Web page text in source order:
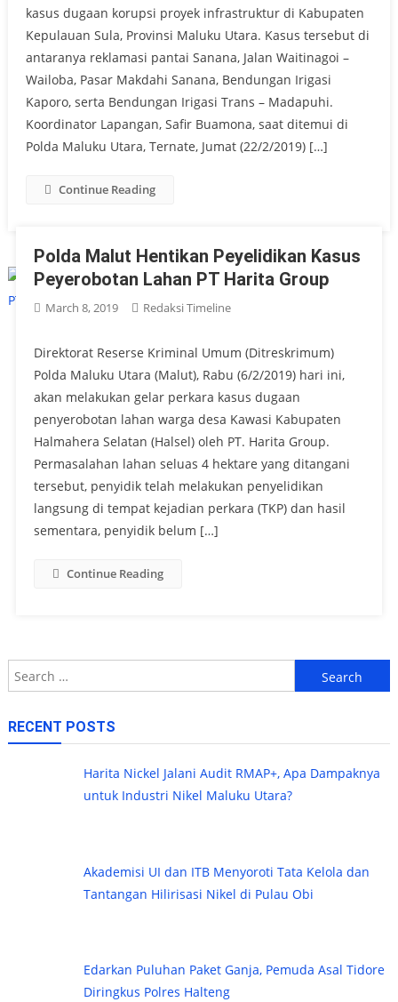
kasus dugaan korupsi proyek infrastruktur di Kabupaten
Kepulauan Sula, Provinsi Maluku Utara. Kasus tersebut di
antaranya reklamasi pantai Sanana, Jalan Waitinagoi –
Wailoba, Pasar Makdahi Sanana, Bendungan Irigasi
Kaporo, serta Bendungan Irigasi Trans – Madapuhi.
Koordinator Lapangan, Safir Buamona, saat ditemui di
Polda Maluku Utara, Ternate, Jumat (22/2/2019) […]
Continue Reading
Polda Malut Hentikan Peyelidikan Kasus
Peyerobotan Lahan PT Harita Group
March 8, 2019 Redaksi Timeline
Direktorat Reserse Kriminal Umum (Ditreskrimum)
Polda Maluku Utara (Malut), Rabu (6/2/2019) hari ini,
akan melakukan gelar perkara kasus dugaan
penyerobotan lahan warga desa Kawasi Kabupaten
Halmahera Selatan (Halsel) oleh PT. Harita Group.
Permasalahan lahan seluas 4 hektare yang ditangani
tersebut, penyidik telah melakukan penyelidikan
langsung di tempat kejadian perkara (TKP) dan hasil
sementara, penyidik belum […]
Continue Reading
Search
for:
RECENT POSTS
Harita Nickel Jalani Audit RMAP+, Apa Dampaknya
untuk Industri Nikel Maluku Utara?
Akademisi UI dan ITB Menyoroti Tata Kelola dan
Tantangan Hilirisasi Nikel di Pulau Obi
Edarkan Puluhan Paket Ganja, Pemuda Asal Tidore
Diringkus Polres Halteng